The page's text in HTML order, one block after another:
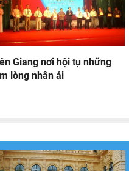
Giang nơi hội tụ những
lòng nhân ái